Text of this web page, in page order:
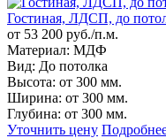
Гостиная, ЛДСП, до
от 53 200 руб./п.м.
Материал: МДФ
Вид: До потолка
Высота: от 300 мм.
Ширина: от 300 мм.
Глубина: от 300 мм.
Уточнить цену